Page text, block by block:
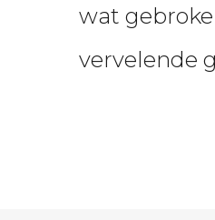
wat
vervelende